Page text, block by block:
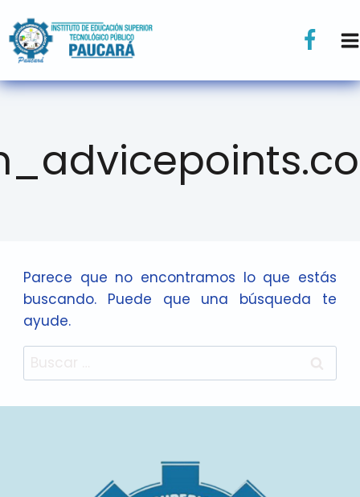
Parece que no encontramos lo que estás
buscando. Puede que una búsqueda te
ayude.